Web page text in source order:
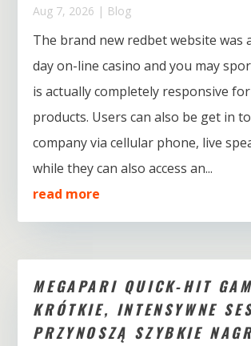
Aug 7, 2026 | Blog
The brand new redbet website was
day on-line casino and you may
is actually completely responsive
products. Users can also be get in
company via cellular phone, live
while they can also access an...
read more
MEGAPARI QUICK‑HIT
KRÓTKIE, INTENSYWNE
PRZYNOSZĄ SZYBKIE